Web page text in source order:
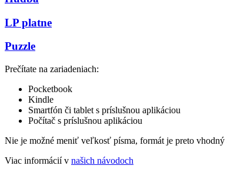
LP platne
Puzzle
Prečítate na zariadeniach:
Pocketbook
Kindle
Smartfón či tablet s príslušnou aplikáciou
Počítač s príslušnou aplikáciou
Nie je možné meniť veľkosť písma, formát je preto vhodný
Viac informácií v našich návodoch